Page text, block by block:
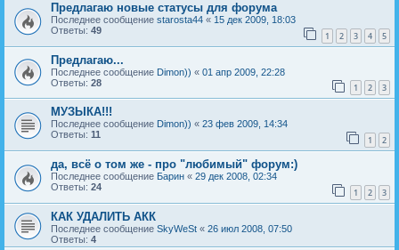
Предлагаю новые статусы для форума
Последнее сообщение starosta44 « 15 дек 2009, 18:03
Ответы: 49 1 2 3 4 5
Предлагаю...
Последнее сообщение Dimon)) « 01 апр 2009, 22:28
Ответы: 28 1 2 3
МУЗЫКА!!!
Последнее сообщение Dimon)) « 23 фев 2009, 14:34
Ответы: 11 1 2
да, всё о том же - про "любимый" форум:)
Последнее сообщение Барин « 29 дек 2008, 02:34
Ответы: 24 1 2 3
КАК УДАЛИТЬ АКК
Последнее сообщение SkyWeSt « 26 июл 2008, 07:50
Ответы: 4